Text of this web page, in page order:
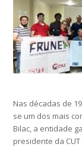
Nas décadas de
se um dos mais
Bilac, a entidade
presidente da